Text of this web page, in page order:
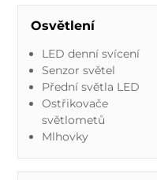
Osvětlení
LED denní svícení
Senzor světel
Přední světla LED
Ostřikovače
světlometů
Mlhovky